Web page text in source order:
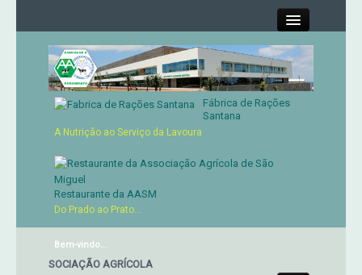
Contactos
Serviços
Fábrica de Rações
Santana
A Nutrição ao Serviço da Lavoura
Restaurante da AASM
Do Prado ao Prato...
Bem-vindo...
DA ASSOCIAÇÃO AGRÍCOLA